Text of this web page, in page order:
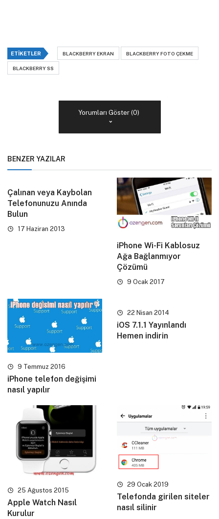
ETIKETLER BLACKBERRY EKRAN BLACKBERRY FOTO ÇEKME
BLACKBERRY SS
Yorumları Göster (0)
BENZER YAZILAR
Çalınan veya Kaybolan
Telefonunuzu Anında
Bulun
17 Haziran 2013
iPhone Wi-Fi Kablosuz
Ağa Bağlanmıyor
Çözümü
9 Ocak 2017
9 Temmuz 2016
iPhone telefon değişimi
nasıl yapılır
22 Nisan 2014
iOS 7.1.1 Yayınlandı
Hemen indirin
25 Ağustos 2015
Apple Watch Nasıl
Kurulur
29 Ocak 2019
Telefonda girilen siteler
nasıl silinir